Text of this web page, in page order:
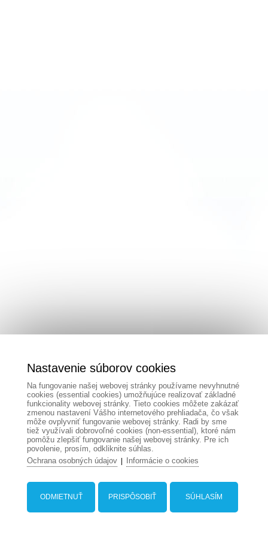
Nastavenie súborov cookies
Na fungovanie našej webovej stránky používame nevyhnutné
cookies (essential cookies) umožňujúce realizovať základné
funkcionality webovej stránky. Tieto cookies môžete zakázať
zmenou nastavení Vášho internetového prehliadača, čo však
môže ovplyvniť fungovanie webovej stránky. Radi by sme
tiež využívali dobrovoľné cookies (non-essential), ktoré nám
pomôžu zlepšiť fungovanie našej webovej stránky. Pre ich
povolenie, prosím, odkliknite súhlas.
Ochrana osobných údajov| Informácie o cookies
SÚHLASÍM
PRISPÔSOBIŤ
ODMIETNUŤ